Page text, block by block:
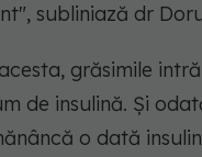
subliniază dr
grăsimile
de insulină. Și
o dată